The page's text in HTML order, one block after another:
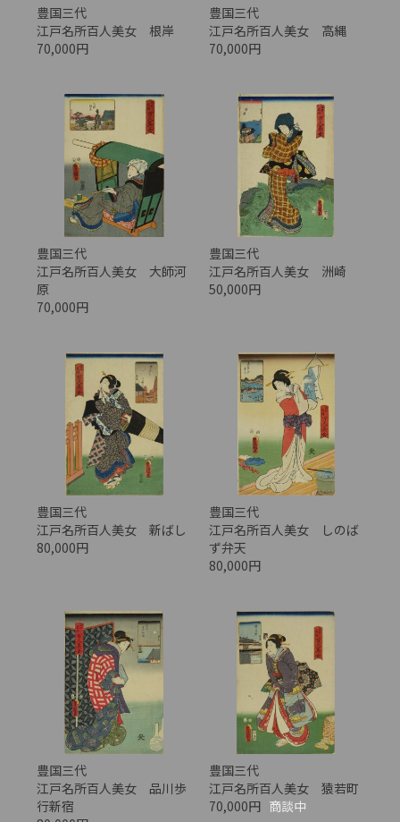
豊国三代
江戸名所百人美女 根岸
70,000円
豊国三代
江戸名所百人美女 高縄
70,000円
豊国三代
江戸名所百人美女 大師河
原
70,000円
豊国三代
江戸名所百人美女 洲崎
50,000円
豊国三代
江戸名所百人美女 新ばし
80,000円
豊国三代
江戸名所百人美女 しのば
ず弁天
80,000円
豊国三代
江戸名所百人美女 品川歩
行新宿
豊国三代
江戸名所百人美女 猿若町
70,000円 商談中